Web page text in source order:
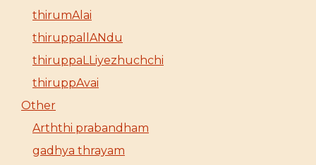
thirumAlai
thiruppallANdu
thiruppaLLiyezhuchchi
thiruppAvai
Other
Arththi prabandham
gadhya thrayam